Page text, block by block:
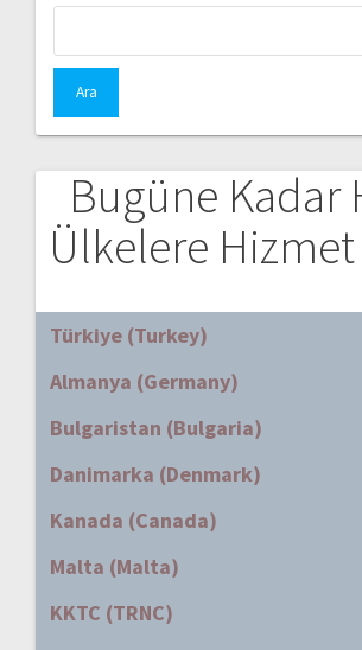
Bugüne Kadar
Ülkelere
Türkiye (Turkey)
Almanya (Germany)
Bulgaristan (Bulgaria)
Danimarka (Denmark)
Kanada (Canada)
Malta (Malta)
KKTC (TRNC)